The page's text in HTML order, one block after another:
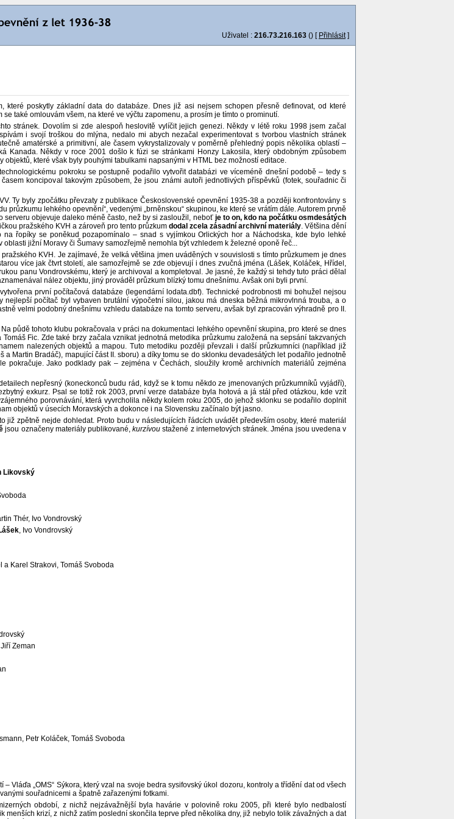
Uživatel : 216.73.216.163 () [ Přihlásit]
poskytly základní data do databáze. Dnes již asi nejsem schopen přesně definovat, od které
také omlouvám všem, na které ve výčtu zapomenu, a prosím je tímto o prominutí.
stránek. Dovolím si zde alespoň heslovitě vylíčit jejich genezi. Někdy v létě roku 1998 jsem začal
i svojí troškou do mlýna, nedalo mi abych nezačal experimentovat s tvorbou vlastních stránek
amatérské a primitivní, ale časem vykrystalizovaly v poměrně přehledný popis několika oblastí –
Kanada. Někdy v roce 2001 došlo k fúzi se stránkami Honzy Lakosila, který obdobným způsobem
které však byly pouhými tabulkami napsanými v HTML bez možností editace.
pokroku se postupně podařilo vytvořit databázi ve víceméně dnešní podobě – tedy s
koncipoval takovým způsobem, že jsou známi autoři jednotlivých příspěvků (fotek, souřadnic či
Ty byly zpočátku převzaty z publikace Československé opevnění 1935-38 a později konfrontovány s
lehkého opevnění“, vedenými „brněnskou“ skupinou, ke které se vrátím dále. Autorem prvně
serveru objevuje daleko méně často, než by si zasloužil, neboť je to on, kdo na počátku osmdesátých
pražského KVH a zároveň pro tento průzkum dodal zcela zásadní archivní materiály. Většina dění
řopíky se poněkud pozapomínalo – snad s vyjímkou Orlických hor a Náchodska, kde bylo lehké
jižní Moravy či Šumavy samozřejmě nemohla být vzhledem k železné oponě řeč...
KVH. Je zajímavé, že velká většina jmen uváděných v souvislosti s tímto průzkumem je dnes
více jak čtvrt století, ale samozřejmě se zde objevují i dnes zvučná jména (Lášek, Koláček, Hřídel,
panu Vondrovskému, který je archivoval a kompletoval. Je jasné, že každý si tehdy tuto práci dělal
nález objektu, jiný prováděl průzkum blízký tomu dnešnímu. Avšak oni byli první.
první počítačová databáze (legendární lodata.dbf). Technické podrobnosti mi bohužel nejsou
počítač byl vybaven brutální výpočetní silou, jakou má dneska běžná mikrovlnná trouba, a o
velmi podobný dnešnímu vzhledu databáze na tomto serveru, avšak byl zpracován výhradně pro II.
půdě tohoto klubu pokračovala v práci na dokumentaci lehkého opevnění skupina, pro které se dnes
Fic. Zde také brzy začala vznikat jednotná metodika průzkumu založená na sepsání takzvaných
nalezených objektů a mapou. Tuto metodiku později převzali i další průzkumníci (například již
Martin Bradáč), mapující část II. sboru) a díky tomu se do sklonku devadesátých let podařilo jednotně
Jako podklady pak – zejména v Čechách, sloužily kromě archivních materiálů zejména
nepřesný (koneckonců budu rád, když se k tomu někdo ze jmenovaných průzkumníků vyjádří),
exkurz. Psal se totiž rok 2003, první verze databáze byla hotová a já stál před otázkou, kde vzít
porovnávání, která vyvrcholila někdy kolem roku 2005, do jehož sklonku se podařilo doplnit
objektů v úsecích Moravských a dokonce i na Slovensku začínalo být jasno.
zpětně nejde dohledat. Proto budu v následujících řádcích uvádět především osoby, které materiál
jsou označeny materiály publikované,kurzívou stažené z internetových stránek. Jména jsou uvedena v
Likovský
Thér, Ivo Vondrovský
, Ivo Vondrovský
a Karel Strakovi, Tomáš Svoboda
Zeman
Petr Koláček, Tomáš Svoboda
Vláďa „OMS“ Sýkora, který vzal na svoje bedra sysifovský úkol dozoru, kontroly a třídění dat od všech
souřadnicemi a špatně zařazenými fotkami.
období, z nichž nejzávažnější byla havárie v polovině roku 2005, při které bylo nedbalostí
menších krizí, z nichž zatím poslední skončila teprve před několika dny, již nebylo tolik závažných a dat